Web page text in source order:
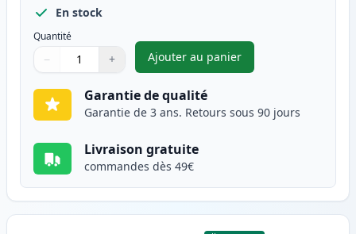
En stock
Quantité
Quantité
Utilisez les boutons pour ajuster
− +
Quantité
Ajouter au panier
,Brother TN247 (TN243)
Garantie de qualité
Garantie de 3 ans. Retours sous 90 jours
Livraison gratuite
commandes dès 49€